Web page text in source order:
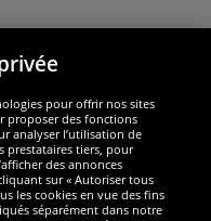
pour offrir nos sites
proposer des fonctions
analyser l’utilisation de
prestataires tiers, pour
des annonces
sur « Autoriser tous
les cookies en vue des fins
séparément dans notre